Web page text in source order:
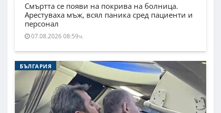
Смъртта се появи на покрива на болница.
Арестуваха мъж, всял паника сред пациенти и
персонал
07.08.2026 08:59ч.
БЪЛГАРИЯ